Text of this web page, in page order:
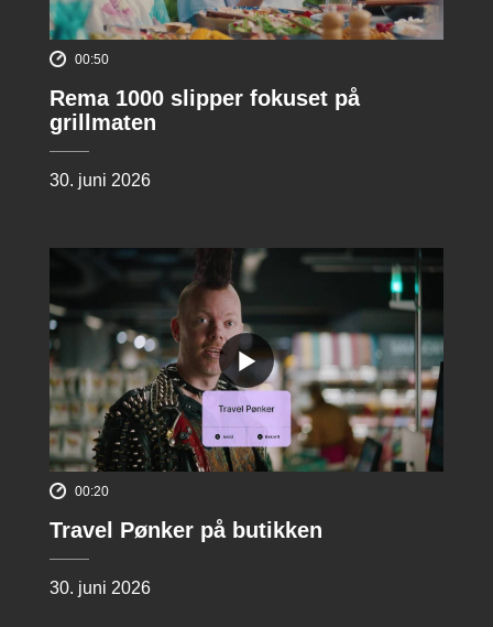
00:50
Rema 1000 slipper fokuset på
grillmaten
30. juni 2026
00:20
Travel Pønker på butikken
30. juni 2026